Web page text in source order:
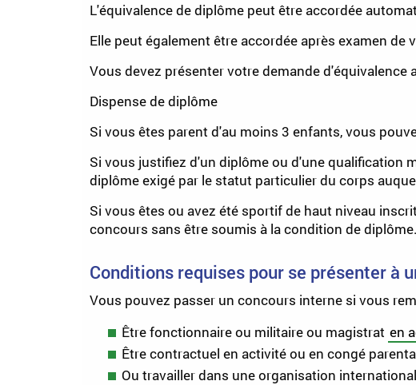
L'équivalence de diplôme peut être accordée
Elle peut également être accordée après examen
Vous devez présenter votre demande
Dispense de diplôme
Si vous êtes parent d'au moins 3 enfants, vous
Si vous justifiez d'un diplôme ou d'une qualification
diplôme exigé par le statut particulier du corps
Si vous êtes ou avez été sportif de haut niveau
concours sans être soumis à la condition de diplôme.
Conditions requises pour se présenter à
Vous pouvez passer un concours interne si vous
Être fonctionnaire ou militaire ou magistrat en
Être contractuel en activité ou en congé
Ou travailler dans une organisation